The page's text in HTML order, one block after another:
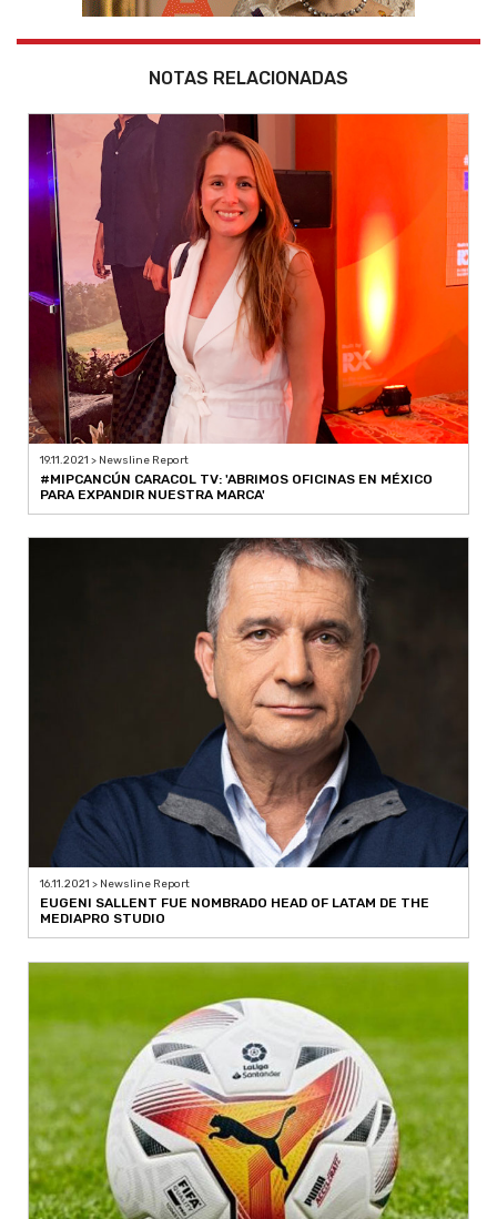
NOTAS RELACIONADAS
19.11.2021 > Newsline Report
#MIPCANCÚN CARACOL TV: 'ABRIMOS OFICINAS EN MÉXICO
PARA EXPANDIR NUESTRA MARCA'
16.11.2021 > Newsline Report
EUGENI SALLENT FUE NOMBRADO HEAD OF LATAM DE THE
MEDIAPRO STUDIO